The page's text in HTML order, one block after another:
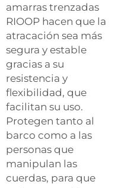
amarras trenzadas
RIOOP hacen que la
atracación sea más
segura y estable
gracias a su
resistencia y
flexibilidad, que
facilitan su uso.
Protegen tanto al
barco como a las
personas que
manipulan las
cuerdas, para que